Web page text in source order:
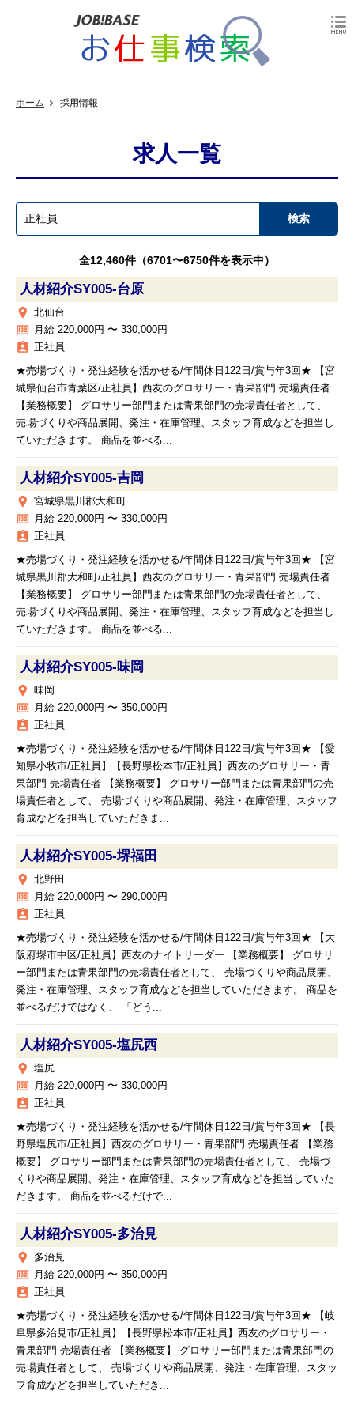
ホーム 採用情報
求人一覧
全12,460件（6701〜6750件を表示中）
人材紹介SY005‐台原
place 北仙台
money 月給 220,000円 〜 330,000円
assignment_ind 正社員
★売場づくり・発注経験を活かせる/年間休日122日/賞与年3回★ 【宮
城県仙台市青葉区/正社員】西友のグロサリー・青果部門 売場責任者
【業務概要】 グロサリー部門または青果部門の売場責任者として、
売場づくりや商品展開、発注・在庫管理、スタッフ育成などを担当し
ていただきます。 商品を並べる...
人材紹介SY005‐吉岡
place 宮城県黒川郡大和町
money 月給 220,000円 〜 330,000円
assignment_ind 正社員
★売場づくり・発注経験を活かせる/年間休日122日/賞与年3回★ 【宮
城県黒川郡大和町/正社員】西友のグロサリー・青果部門 売場責任者
【業務概要】 グロサリー部門または青果部門の売場責任者として、
売場づくりや商品展開、発注・在庫管理、スタッフ育成などを担当し
ていただきます。 商品を並べる...
人材紹介SY005‐味岡
place 味岡
money 月給 220,000円 〜 350,000円
assignment_ind 正社員
★売場づくり・発注経験を活かせる/年間休日122日/賞与年3回★ 【愛
知県小牧市/正社員】【長野県松本市/正社員】西友のグロサリー・青
果部門 売場責任者 【業務概要】 グロサリー部門または青果部門の売
場責任者として、 売場づくりや商品展開、発注・在庫管理、スタッフ
育成などを担当していただきま...
人材紹介SY005‐堺福田
place 北野田
money 月給 220,000円 〜 290,000円
assignment_ind 正社員
★売場づくり・発注経験を活かせる/年間休日122日/賞与年3回★ 【大
阪府堺市中区/正社員】西友のナイトリーダー 【業務概要】 グロサリ
ー部門または青果部門の売場責任者として、 売場づくりや商品展開、
発注・在庫管理、スタッフ育成などを担当していただきます。 商品を
並べるだけではなく、 「どう...
人材紹介SY005‐塩尻西
place 塩尻
money 月給 220,000円 〜 330,000円
assignment_ind 正社員
★売場づくり・発注経験を活かせる/年間休日122日/賞与年3回★ 【長
野県塩尻市/正社員】西友のグロサリー・青果部門 売場責任者 【業務
概要】 グロサリー部門または青果部門の売場責任者として、 売場づ
くりや商品展開、発注・在庫管理、スタッフ育成などを担当していた
だきます。 商品を並べるだけで...
人材紹介SY005‐多治見
place 多治見
money 月給 220,000円 〜 350,000円
assignment_ind 正社員
★売場づくり・発注経験を活かせる/年間休日122日/賞与年3回★ 【岐
阜県多治見市/正社員】【長野県松本市/正社員】西友のグロサリー・
青果部門 売場責任者 【業務概要】 グロサリー部門または青果部門の
売場責任者として、 売場づくりや商品展開、発注・在庫管理、スタッ
フ育成などを担当していただき...